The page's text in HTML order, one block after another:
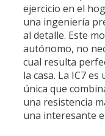
ejercicio en el
una ingeniería
al detalle. Este
autónomo, no
cual resulta
la casa. La IC7
única que
una resistencia
una interesante